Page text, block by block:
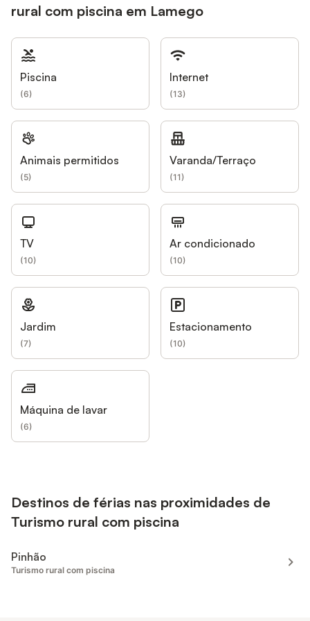
rural com piscina em Lamego
Piscina
(6)
Internet
(13)
Animais permitidos
(5)
Varanda/Terraço
(11)
TV
(10)
Ar condicionado
(10)
Jardim
(7)
Estacionamento
(10)
Máquina de lavar
(6)
Destinos de férias nas proximidades de
Turismo rural com piscina
Pinhão
Turismo rural com piscina